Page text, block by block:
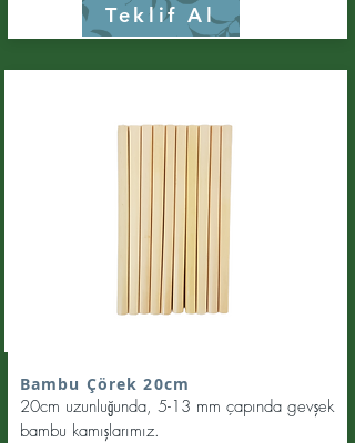
Teklif Al
Bambu Çörek 20cm
20cm uzunluğunda, 5-13 mm çapında gevşek
bambu kamışlarımız.